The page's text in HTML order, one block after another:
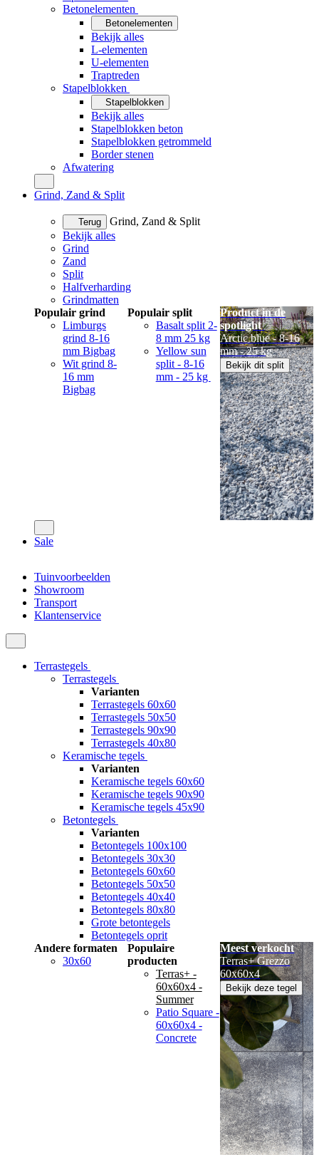
Betonelementen
Betonelementen
Bekijk alles
L-elementen
U-elementen
Traptreden
Stapelblokken
Stapelblokken
Bekijk alles
Stapelblokken beton
Stapelblokken getrommeld
Border stenen
Afwatering
Grind, Zand & Split
Terug
Grind, Zand & Split
Bekijk alles
Grind
Zand
Split
Halfverharding
Grindmatten
Populair grind
Limburgs
grind 8-16
mm Bigbag
Wit grind 8-
16 mm
Bigbag
Populair split
Basalt split 2-
8 mm 25 kg
Yellow sun
split - 8-16
mm - 25 kg
Product in de
spotlight
Arctic blue - 8-16
mm - 25 kg
Bekijk dit split
Sale
Tuinvoorbeelden
Showroom
Transport
Klantenservice
Terrastegels
Terrastegels
Varianten
Terrastegels 60x60
Terrastegels 50x50
Terrastegels 90x90
Terrastegels 40x80
Keramische tegels
Varianten
Keramische tegels 60x60
Keramische tegels 90x90
Keramische tegels 45x90
Betontegels
Varianten
Betontegels 100x100
Betontegels 30x30
Betontegels 60x60
Betontegels 50x50
Betontegels 40x40
Betontegels 80x80
Grote betontegels
Betontegels oprit
Andere formaten
30x60
Populaire
producten
Terras+ -
60x60x4 -
Summer
Patio Square -
60x60x4 -
Concrete
Meest verkocht
Terras+ Grezzo
60x60x4
Bekijk deze tegel